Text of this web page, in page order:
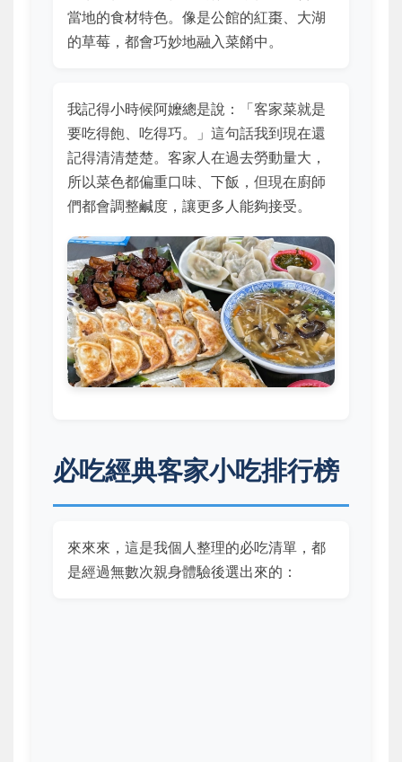
當地的食材特色。像是公館的紅棗、大湖
的草莓，都會巧妙地融入菜餚中。
我記得小時候阿嬤總是說：「客家菜就是
要吃得飽、吃得巧。」這句話我到現在還
記得清清楚楚。客家人在過去勞動量大，
所以菜色都偏重口味、下飯，但現在廚師
們都會調整鹹度，讓更多人能夠接受。
必吃經典客家小吃排行榜
來來來，這是我個人整理的必吃清單，都
是經過無數次親身體驗後選出來的：